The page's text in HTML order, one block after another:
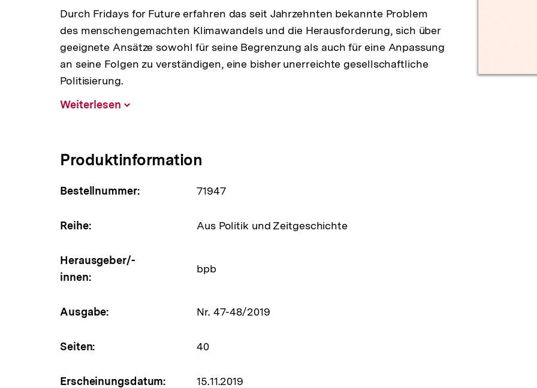
Durch Fridays for Future erfahren das seit Jahrzehnten bekannte Problem
des menschengemachten Klimawandels und die Herausforderung, sich über
geeignete Ansätze sowohl für seine Begrenzung als auch für eine Anpassung
an seine Folgen zu verständigen, eine bisher unerreichte gesellschaftliche
Politisierung.
Weiterlesen
Produktinformation
Bestellnummer: 71947
Reihe: Aus Politik und Zeitgeschichte
Herausgeber/-
innen:
bpb
Ausgabe: Nr. 47-48/2019
Seiten: 40
Erscheinungsdatum: 15.11.2019